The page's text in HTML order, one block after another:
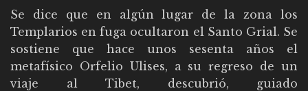
Se dice que en algún lugar de la zona los
Templarios en fuga ocultaron el Santo Grial. Se
sostiene que hace unos sesenta años el
metafísico Orfelio Ulises, a su regreso de un
viaje al Tibet, descubrió, guiado